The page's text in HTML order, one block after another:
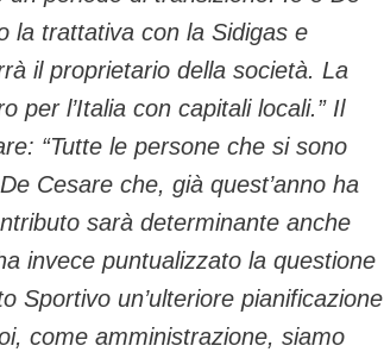
la trattativa con la Sidigas e
il proprietario della società. La
per l’Italia con capitali locali.” Il
“Tutte le persone che si sono
Cesare che, già quest’anno ha
sarà determinante anche
invece puntualizzato la questione
Sportivo un’ulteriore pianificazione
come amministrazione, siamo